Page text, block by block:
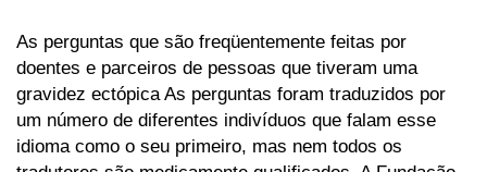
Bulgarian Chinese
Cornish Czech
As perguntas que são freqüentemente feitas por
doentes e parceiros de pessoas que tiveram uma
gravidez ectópica As perguntas foram traduzidos por
um número de diferentes indivíduos que falam esse
idioma como o seu primeiro, mas nem todos os